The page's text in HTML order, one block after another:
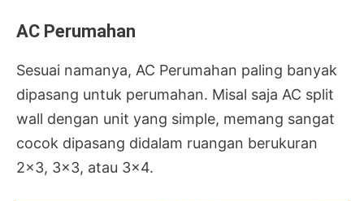
AC Perumahan
Sesuai namanya, AC Perumahan paling banyak
dipasang untuk perumahan. Misal saja AC split
wall dengan unit yang simple, memang sangat
cocok dipasang didalam ruangan berukuran
2×3, 3×3, atau 3×4.